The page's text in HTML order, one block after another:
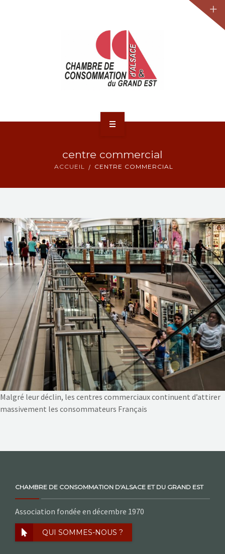
NOS ACTIONS
CONTACT
centre commercial
ACCUEIL CENTRE COMMERCIAL
Malgré leur déclin, les centres commerciaux continuent d’attirer
massivement les consommateurs Français
CHAMBRE DE CONSOMMATION D'ALSACE ET DU GRAND EST
Association fondée en décembre 1970
QUI SOMMES-NOUS ?